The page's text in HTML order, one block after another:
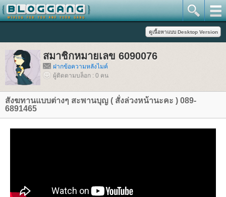
สมาชิกหมายเลข 6090076
ฝากข้อความหลังไมค์
ผู้ติดตามบล็อก : 0 คน
สังฆทานแบบต่างๆ สะพานบุญ ( สั่งล่วงหน้านะคะ ) 089-
6891465